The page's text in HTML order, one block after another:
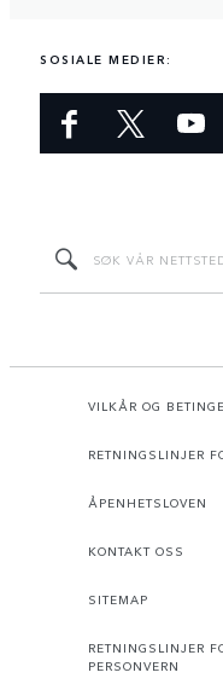
SOSIALE MEDIER:
VILKÅR OG
RETNINGSLINJER
ÅPENHETSLOVEN
KONTAKT OSS
SITEMAP
RETNINGSLINJER
PERSONVERN